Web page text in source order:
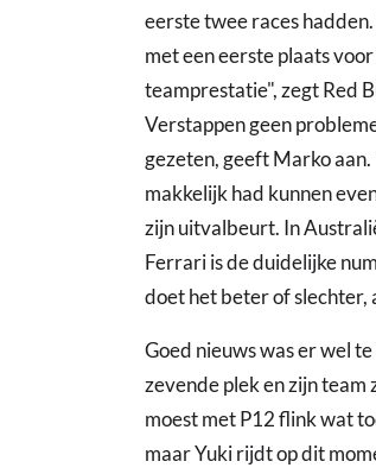
eerste twee races
met een eerste plaats
teamprestatie", zegt Red
Verstappen geen
gezeten, geeft Marko
makkelijk had kunnen
zijn uitvalbeurt. In
Ferrari is de duidelijke
doet het beter of slechter,
Goed nieuws was er wel
zevende plek en zijn team
moest met P12 flink wat
maar Yuki rijdt op dit